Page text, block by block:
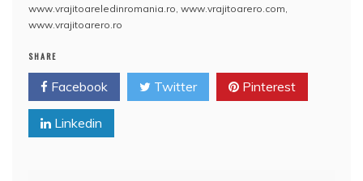
www.vrajitoareledinromania.ro, www.vrajitoarero.com,
www.vrajitoarero.ro
SHARE
Facebook Twitter Pinterest
Linkedin